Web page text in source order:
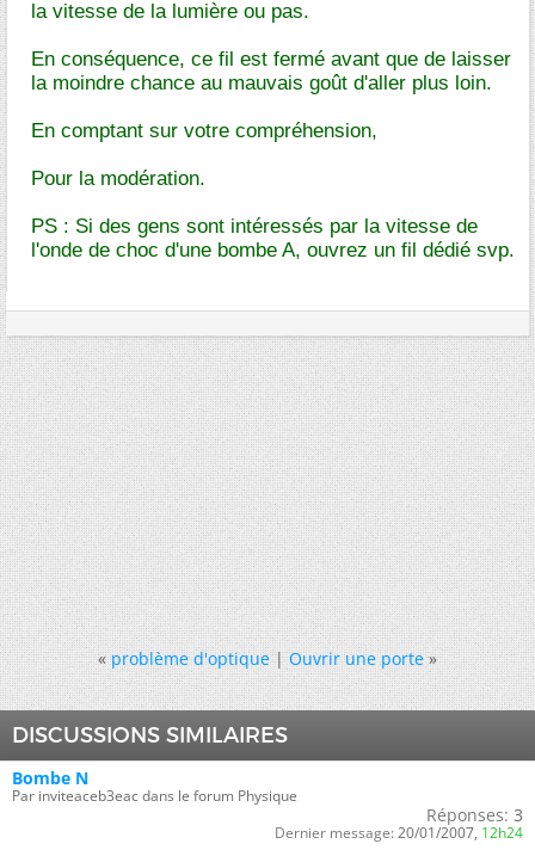
la vitesse de la lumière ou pas.
En conséquence, ce fil est fermé avant que de laisser
la moindre chance au mauvais goût d'aller plus loin.
En comptant sur votre compréhension,
Pour la modération.
PS : Si des gens sont intéressés par la vitesse de
l'onde de choc d'une bombe A, ouvrez un fil dédié svp.
« problème d'optique|Ouvrir une porte »
DISCUSSIONS SIMILAIRES
Bombe N
Par inviteaceb3eac dans le forum Physique
Réponses: 3
Dernier message: 20/01/2007, 12h24